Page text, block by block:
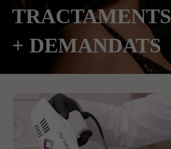
TRACTAMENTS
+ DEMANDATS